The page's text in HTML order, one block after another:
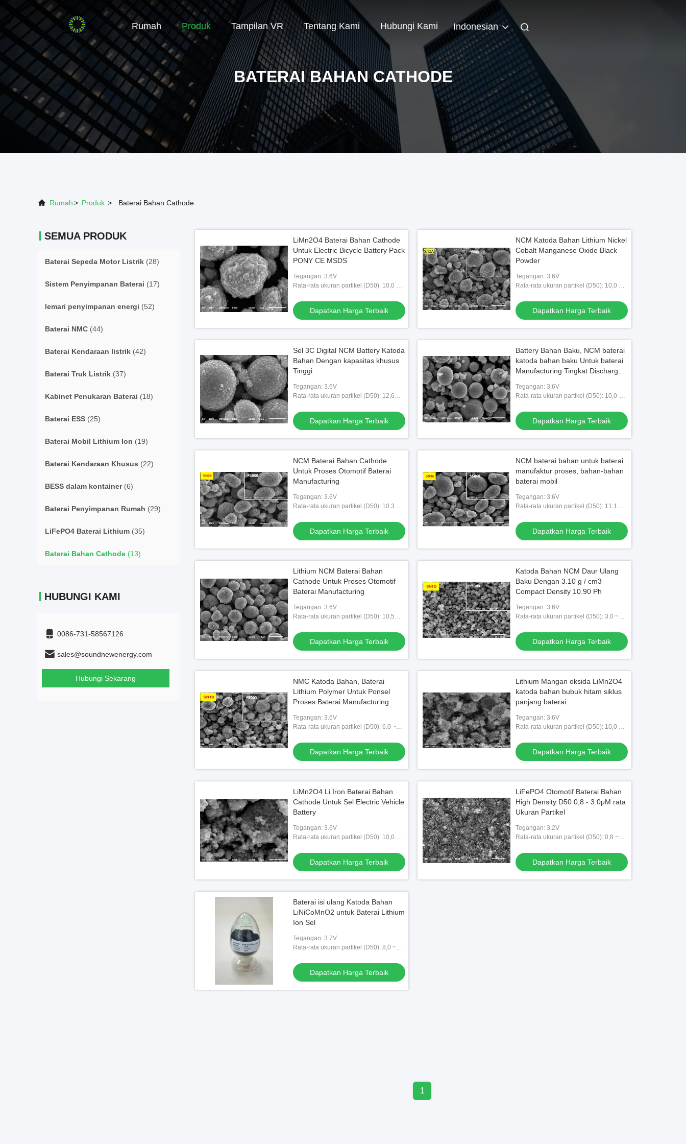
Rumah Produk Tampilan VR Tentang Kami Hubungi Kami Indonesian
BATERAI BAHAN CATHODE
Rumah> Produk > Baterai Bahan Cathode
SEMUA PRODUK
Baterai Sepeda Motor Listrik (28)
Sistem Penyimpanan Baterai (17)
lemari penyimpanan energi (52)
Baterai NMC (44)
Baterai Kendaraan listrik (42)
Baterai Truk Listrik (37)
Kabinet Penukaran Baterai (18)
Baterai ESS (25)
Baterai Mobil Lithium Ion (19)
Baterai Kendaraan Khusus (22)
BESS dalam kontainer(6)
Baterai Penyimpanan Rumah (29)
LiFePO4 Baterai Lithium (35)
Baterai Bahan Cathode (13)
HUBUNGI KAMI
0086-731-58567126
sales@soundnewenergy.com
Hubungi Sekarang
LiMn2O4 Baterai Bahan Cathode
Untuk Electric Bicycle Battery Pack
PONY CE MSDS
Tegangan: 3.6V
Rata-rata ukuran partikel (D50): 10,0 ~
Dapatkan Harga Terbaik
NCM Katoda Bahan Lithium Nickel
Cobalt Manganese Oxide Black
Powder
Tegangan: 3.6V
Rata-rata ukuran partikel (D50): 10,0 ~
Dapatkan Harga Terbaik
Sel 3C Digital NCM Battery Katoda
Bahan Dengan kapasitas khusus
Tinggi
Tegangan: 3.6V
Rata-rata ukuran partikel (D50): 12,6
Dapatkan Harga Terbaik
Battery Bahan Baku, NCM baterai
katoda bahan baku Untuk baterai
Manufacturing Tingkat Discharge
Tegangan: 3.6V
Rata-rata ukuran partikel (D50): 10,0-
Dapatkan Harga Terbaik
NCM Baterai Bahan Cathode
Untuk Proses Otomotif Baterai
Manufacturing
Tegangan: 3.6V
Rata-rata ukuran partikel (D50): 10.3
Dapatkan Harga Terbaik
NCM baterai bahan untuk baterai
manufaktur proses, bahan-bahan
baterai mobil
Tegangan: 3.6V
Rata-rata ukuran partikel (D50): 11.1
Dapatkan Harga Terbaik
Lithium NCM Baterai Bahan
Cathode Untuk Proses Otomotif
Baterai Manufacturing
Tegangan: 3.6V
Rata-rata ukuran partikel (D50): 10,5
Dapatkan Harga Terbaik
Katoda Bahan NCM Daur Ulang
Baku Dengan 3.10 g / cm3
Compact Density 10.90 Ph
Tegangan: 3.6V
Rata-rata ukuran partikel (D50): 3.0 ~
Dapatkan Harga Terbaik
NMC Katoda Bahan, Baterai
Lithium Polymer Untuk Ponsel
Proses Baterai Manufacturing
Tegangan: 3.6V
Rata-rata ukuran partikel (D50): 6.0 ~
Dapatkan Harga Terbaik
Lithium Mangan oksida LiMn2O4
katoda bahan bubuk hitam siklus
panjang baterai
Tegangan: 3.6V
Rata-rata ukuran partikel (D50): 10,0 ~
Dapatkan Harga Terbaik
LiMn2O4 Li Iron Baterai Bahan
Cathode Untuk Sel Electric Vehicle
Battery
Tegangan: 3.6V
Rata-rata ukuran partikel (D50): 10,0 ~
Dapatkan Harga Terbaik
LiFePO4 Otomotif Baterai Bahan
High Density D50 0,8 - 3.0μM rata
Ukuran Partikel
Tegangan: 3.2V
Rata-rata ukuran partikel (D50): 0,8 ~
Dapatkan Harga Terbaik
Baterai isi ulang Katoda Bahan
LiNiCoMnO2 untuk Baterai Lithium
Ion Sel
Tegangan: 3.7V
Rata-rata ukuran partikel (D50): 8,0 ~
Dapatkan Harga Terbaik
1